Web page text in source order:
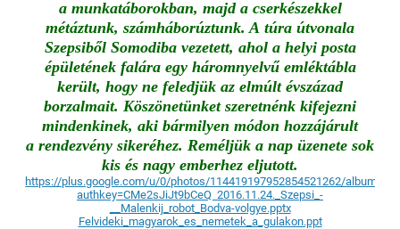
a munkatáborokban, majd a cserkészekkel
métáztunk, számháborúztunk. A túra útvonala
Szepsiből Somodiba vezetett, ahol a helyi posta
épületének falára egy háromnyelvű emléktábla
került, hogy ne feledjük az elmúlt évszázad
borzalmait. Köszönetünket szeretnénk kifejezni
mindenkinek, aki bármilyen módon hozzájárult
a rendezvény sikeréhez. Reméljük a nap üzenete sok
kis és nagy emberhez eljutott.
https://plus.google.com/u/0/photos/114419197952854521262/album/
authkey=CMe2sJiJt9bCeQ 2016.11.24._Szepsi_-
__Malenkij_robot_Bodva-volgye.pptx
Felvideki_magyarok_es_nemetek_a_gulakon.ppt